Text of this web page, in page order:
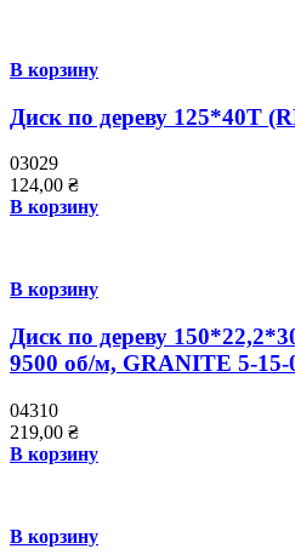
В корзину
Диск по дереву 125*40T
03029
124,00 ₴
В корзину
В корзину
Диск по дереву
9500 об/м, GRANITE 5-15-
04310
219,00 ₴
В корзину
В корзину